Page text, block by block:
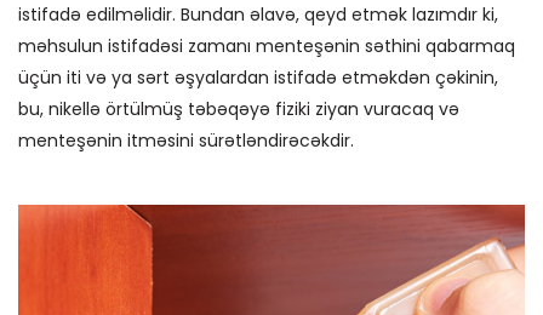
istifadə edilməlidir. Bundan əlavə, qeyd etmək lazımdır ki,
məhsulun istifadəsi zamanı menteşənin səthini qabarmaq
üçün iti və ya sərt əşyalardan istifadə etməkdən çəkinin,
bu, nikellə örtülmüş təbəqəyə fiziki ziyan vuracaq və
menteşənin itməsini sürətləndirəcəkdir.